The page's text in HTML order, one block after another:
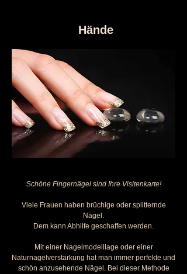
Hände
Schöne Fingernägel sind Ihre Visitenkarte!
Viele Frauen haben brüchige oder splitternde
Nägel.
Dem kann Abhilfe geschaffen werden.
Mit einer Nagelmodelllage oder einer
Naturnagelverstärkung hat man immer perfekte und
schön anzusehende Nägel. Bei dieser Methode